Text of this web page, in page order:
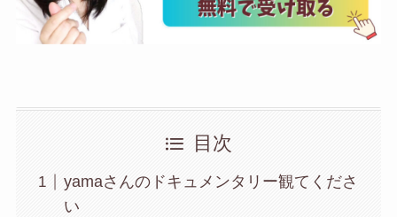
目次
yamaさんのドキュメンタリー観てくださ
い